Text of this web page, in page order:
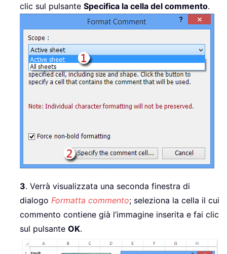
clic sul pulsante Specifica la cella del commento.
3. Verrà visualizzata una seconda finestra di
dialogo Formatta commento; seleziona la cella il cui
commento contiene già l’immagine inserita e fai clic
sul pulsante OK.